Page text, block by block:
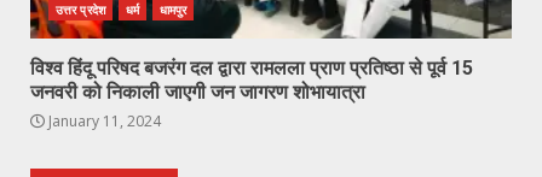
उत्तर प्रदेश धर्म धामपुर
विश्व हिंदू परिषद बजरंग दल द्वारा रामलला प्राण प्रतिष्ठा से पूर्व 15
जनवरी को निकाली जाएगी जन जागरण शोभायात्रा
January 11, 2024